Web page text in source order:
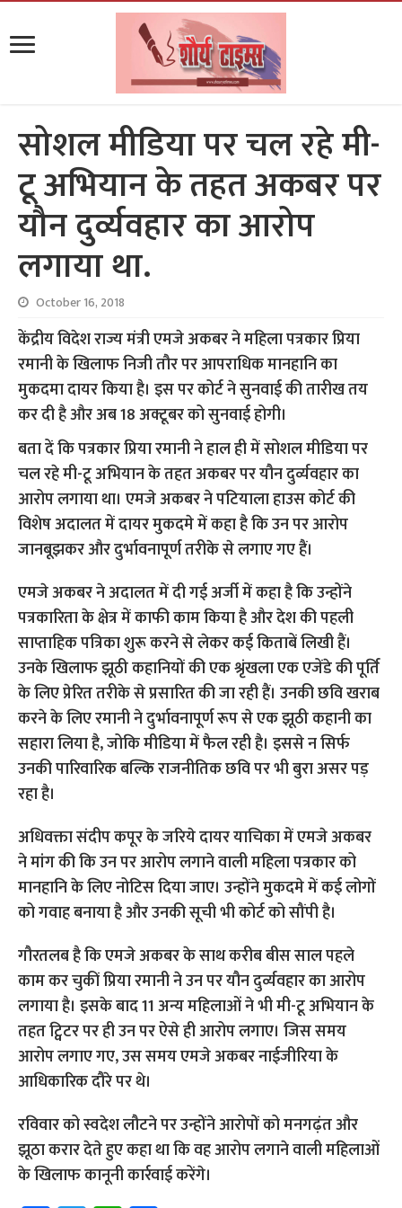
सोशल मीडिया पर चल रहे मी-
टू अभियान के तहत अकबर पर
यौन दु‌र्व्यवहार का आरोप
लगाया था.
October 16, 2018
केंद्रीय विदेश राज्य मंत्री एमजे अकबर ने महिला पत्रकार प्रिया
रमानी के खिलाफ निजी तौर पर आपराधिक मानहानि का
मुकदमा दायर किया है। इस पर कोर्ट ने सुनवाई की तारीख तय
कर दी है और अब 18 अक्टूबर को सुनवाई होगी।
बता दें कि पत्रकार प्रिया रमानी ने हाल ही में सोशल मीडिया पर
चल रहे मी-टू अभियान के तहत अकबर पर यौन दु‌र्व्यवहार का
आरोप लगाया था। एमजे अकबर ने पटियाला हाउस कोर्ट की
विशेष अदालत में दायर मुकदमे में कहा है कि उन पर आरोप
जानबूझकर और दुर्भावनापूर्ण तरीके से लगाए गए हैं।
एमजे अकबर ने अदालत में दी गई अर्जी में कहा है कि उन्होंने
पत्रकारिता के क्षेत्र में काफी काम किया है और देश की पहली
साप्ताहिक पत्रिका शुरू करने से लेकर कई किताबें लिखी हैं।
उनके खिलाफ झूठी कहानियों की एक श्रृंखला एक एजेंडे की पूर्ति
के लिए प्रेरित तरीके से प्रसारित की जा रही हैं। उनकी छवि खराब
करने के लिए रमानी ने दुर्भावनापूर्ण रूप से एक झूठी कहानी का
सहारा लिया है, जोकि मीडिया में फैल रही है। इससे न सिर्फ
उनकी पारिवारिक बल्कि राजनीतिक छवि पर भी बुरा असर पड़
रहा है।
अधिवक्ता संदीप कपूर के जरिये दायर याचिका में एमजे अकबर
ने मांग की कि उन पर आरोप लगाने वाली महिला पत्रकार को
मानहानि के लिए नोटिस दिया जाए। उन्होंने मुकदमे में कई लोगों
को गवाह बनाया है और उनकी सूची भी कोर्ट को सौंपी है।
गौरतलब है कि एमजे अकबर के साथ करीब बीस साल पहले
काम कर चुकीं प्रिया रमानी ने उन पर यौन दु‌र्व्यवहार का आरोप
लगाया है। इसके बाद 11 अन्य महिलाओं ने भी मी-टू अभियान के
तहत ट्विटर पर ही उन पर ऐसे ही आरोप लगाए। जिस समय
आरोप लगाए गए, उस समय एमजे अकबर नाईजीरिया के
आधिकारिक दौरे पर थे।
रविवार को स्वदेश लौटने पर उन्होंने आरोपों को मनगढ़ंत और
झूठा करार देते हुए कहा था कि वह आरोप लगाने वाली महिलाओं
के खिलाफ कानूनी कार्रवाई करेंगे।